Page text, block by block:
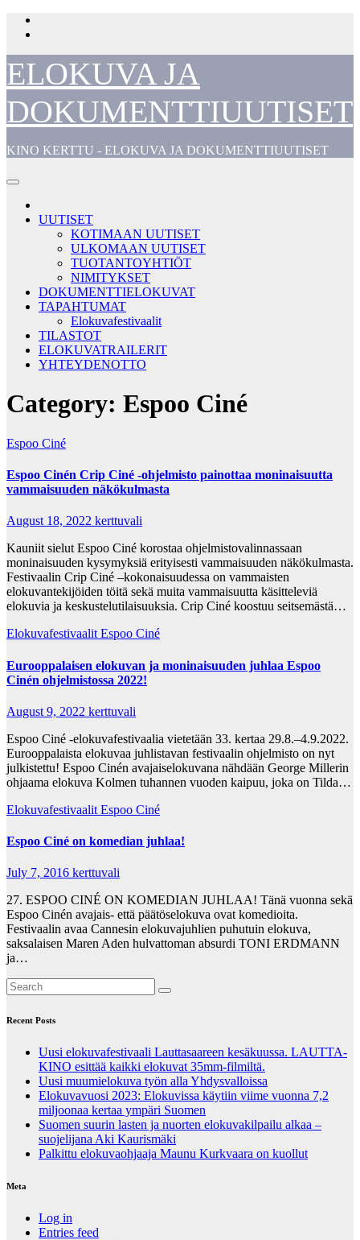
Skip
ELOKUVA JA
DOKUMENTTIUUTISET
KINO KERTTU - ELOKUVA JA DOKUMENTTIUUTISET
UUTISET
KOTIMAAN UUTISET
ULKOMAAN UUTISET
TUOTANTOYHTIÖT
NIMITYKSET
DOKUMENTTIELOKUVAT
TAPAHTUMAT
Elokuvafestivaalit
TILASTOT
ELOKUVATRAILERIT
YHTEYDENOTTO
Category: Espoo Ciné
Espoo Ciné
Espoo Cinén Crip Ciné -ohjelmisto painottaa moninaisuutta
vammaisuuden näkökulmasta
August 18, 2022 kerttuvali
Kauniit sielut Espoo Ciné korostaa ohjelmistovalinnassaan
moninaisuuden kysymyksiä erityisesti vammaisuuden näkökulmasta.
Festivaalin Crip Ciné –kokonaisuudessa on vammaisten
elokuvantekijöiden töitä sekä muita vammaisuutta käsitteleviä
elokuvia ja keskustelutilaisuuksia. Crip Ciné koostuu seitsemästä…
ElokuvafestivaalitEspoo Ciné
Eurooppalaisen elokuvan ja moninaisuuden juhlaa Espoo
Cinén ohjelmistossa 2022!
August 9, 2022 kerttuvali
Espoo Ciné -elokuvafestivaalia vietetään 33. kertaa 29.8.–4.9.2022.
Eurooppalaista elokuvaa juhlistavan festivaalin ohjelmisto on nyt
julkistettu! Espoo Cinén avajaiselokuvana nähdään George Millerin
ohjaama elokuva Kolmen tuhannen vuoden kaipuu, joka on Tilda…
Elokuvafestivaalit Espoo Ciné
Espoo Ciné on komedian juhlaa!
July 7, 2016 kerttuvali
27. ESPOO CINÉ ON KOMEDIAN JUHLAA! Tänä vuonna sekä
Espoo Cinén avajais- että päätöselokuva ovat komedioita.
Festivaalin avaa Cannesin elokuvajuhlien puhutuin elokuva,
saksalaisen Maren Aden hulvattoman absurdi TONI ERDMANN
ja…
Recent Posts
Uusi elokuvafestivaali Lauttasaareen kesäkuussa. LAUTTA-
KINO esittää kaikki elokuvat 35mm-filmiltä.
Uusi muumielokuva työn alla Yhdysvalloissa
Elokuvavuosi 2023: Elokuvissa käytiin viime vuonna 7,2
miljoonaa kertaa ympäri Suomen
Suomen suurin lasten ja nuorten elokuvakilpailu alkaa –
suojelijana Aki Kaurismäki
Palkittu elokuvaohjaaja Maunu Kurkvaara on kuollut
Meta
Log in
Entries feed